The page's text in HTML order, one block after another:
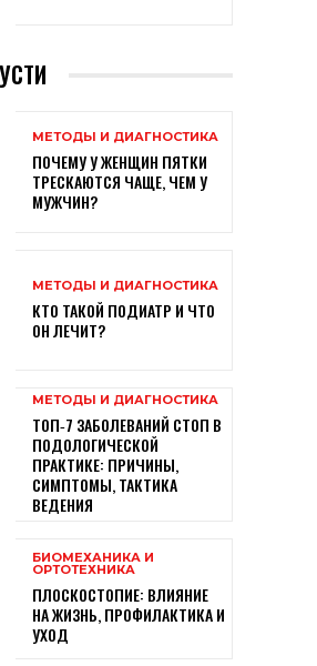
МЕТОДЫ И ДИАГНОСТИКА
ПОЧЕМУ У ЖЕНЩИН ПЯТКИ
ТРЕСКАЮТСЯ ЧАЩЕ, ЧЕМ У
МУЖЧИН?
МЕТОДЫ И ДИАГНОСТИКА
КТО ТАКОЙ ПОДИАТР И ЧТО
ОН ЛЕЧИТ?
МЕТОДЫ И ДИАГНОСТИКА
ТОП‑7 ЗАБОЛЕВАНИЙ СТОП В
ПОДОЛОГИЧЕСКОЙ
ПРАКТИКЕ: ПРИЧИНЫ,
СИМПТОМЫ, ТАКТИКА
ВЕДЕНИЯ
БИОМЕХАНИКА И
ОРТОТЕХНИКА
ПЛОСКОСТОПИЕ: ВЛИЯНИЕ
НА ЖИЗНЬ, ПРОФИЛАКТИКА И
УХОД